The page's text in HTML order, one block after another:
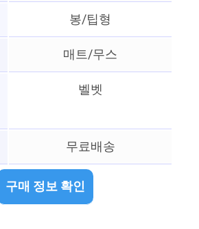
봉/팁형
매트/무스
벨벳
무료배송
구매 정보 확인